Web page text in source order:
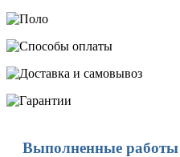
Выполненные работы